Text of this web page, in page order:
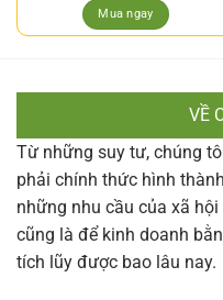
Mua ngay
VỀ
Từ những suy tư, chúng
phải chính thức hình
những nhu cầu của xã
cũng là để kinh doanh
tích lũy được bao lâu nay.